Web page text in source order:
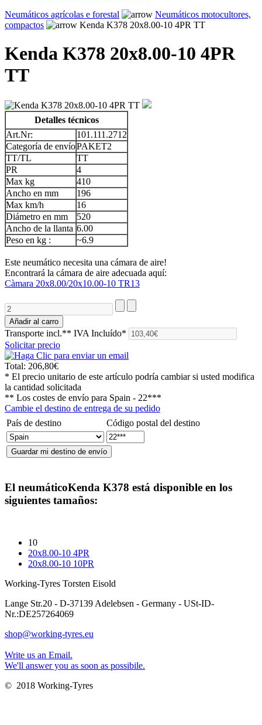
Neumáticos agrícolas e forestal
Neumáticos motocultores,
compactos
Kenda K378 20x8.00-10 4PR TT
Kenda K378 20x8.00-10 4PR
TT
Detalles técnicos
Art.Nr:
101.111.2712
Categoría de envíoPAKET2
TT/TL
TT
PR
4
Max kg
410
Ancho en mm
196
Max km/h
16
Diámetro en mm
520
Ancho de la llanta 6.00
Peso en kg :
~6.9
Este neumático necesita una cámara de aire!
Encontrará la cámara de aire adecuada aquí:
Càmara 20x8.00/20x10.00-10 TR13
Transporte incl.** IVA Incluído*
Solicitar precio
Total: 206,80€
* El precio unitario de este artículo podría cambiar si usted modifica
la cantidad solicitada
** Los costes de envío para Spain - 22***
Cambie el destino de entrega de su pedido
País de destino
Código postal del destino
El neumáticoKenda K378 está disponible en los
siguientes tamaños:
10
20x8.00-10 4PR
20x8.00-10 10PR
Working-Tyres Torsten Eisold
Lange Str.20 - D-37139 Adelebsen - Germany - USt-ID-
Nr.:DE257264069
shop@working-tyres.eu
Write us an Email.
We'll answer you as soon as possibile.
© 2018 Working-Tyres